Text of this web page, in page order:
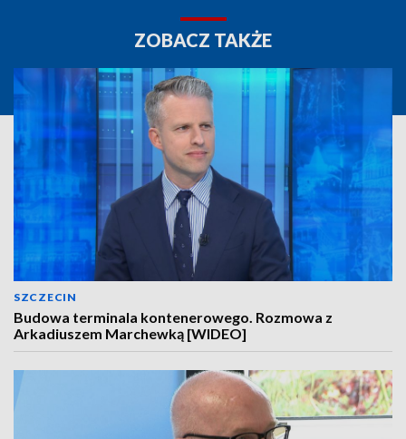
ZOBACZ TAKŻE
SZCZECIN
Budowa terminala kontenerowego. Rozmowa z
Arkadiuszem Marchewką [WIDEO]